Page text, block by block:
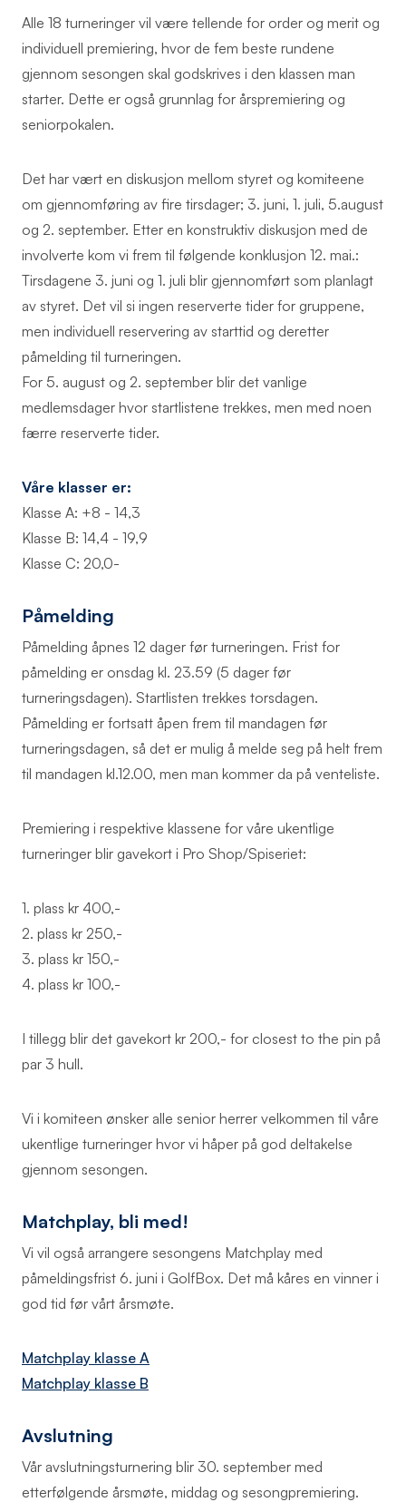
Alle 18 turneringer vil være tellende for order og merit og
individuell premiering, hvor de fem beste rundene
gjennom sesongen skal godskrives i den klassen man
starter. Dette er også grunnlag for årspremiering og
seniorpokalen.
Det har vært en diskusjon mellom styret og komiteene
om gjennomføring av fire tirsdager; 3. juni, 1. juli, 5.august
og 2. september. Etter en konstruktiv diskusjon med de
involverte kom vi frem til følgende konklusjon 12. mai.:
Tirsdagene 3. juni og 1. juli blir gjennomført som planlagt
av styret. Det vil si ingen reserverte tider for gruppene,
men individuell reservering av starttid og deretter
påmelding til turneringen.
For 5. august og 2. september blir det vanlige
medlemsdager hvor startlistene trekkes, men med noen
færre reserverte tider.
Våre klasser er:
Klasse A: +8 - 14,3
Klasse B: 14,4 - 19,9
Klasse C: 20,0-
Påmelding
Påmelding åpnes 12 dager før turneringen. Frist for
påmelding er onsdag kl. 23.59 (5 dager før
turneringsdagen). Startlisten trekkes torsdagen.
Påmelding er fortsatt åpen frem til mandagen før
turneringsdagen, så det er mulig å melde seg på helt frem
til mandagen kl.12.00, men man kommer da på venteliste.
Premiering i respektive klassene for våre ukentlige
turneringer blir gavekort i Pro Shop/Spiseriet:
1. plass kr 400,-
2. plass kr 250,-
3. plass kr 150,-
4. plass kr 100,-
I tillegg blir det gavekort kr 200,- for closest to the pin på
par 3 hull.
Vi i komiteen ønsker alle senior herrer velkommen til våre
ukentlige turneringer hvor vi håper på god deltakelse
gjennom sesongen.
Matchplay, bli med!
Vi vil også arrangere sesongens Matchplay med
påmeldingsfrist 6. juni i GolfBox. Det må kåres en vinner i
god tid før vårt årsmøte.
Matchplay klasse A
Matchplay klasse B
Avslutning
Vår avslutningsturnering blir 30. september med
etterfølgende årsmøte, middag og sesongpremiering.